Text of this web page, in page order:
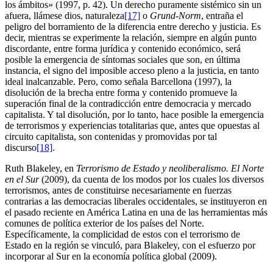
los ámbitos» (1997, p. 42). Un derecho puramente sistémico sin un
afuera, llámese dios, naturaleza[17] o Grund-Norm, entraña el
peligro del borramiento de la diferencia entre derecho y justicia. Es
decir, mientras se experimente la relación, siempre en algún punto
discordante, entre forma jurídica y contenido económico, será
posible la emergencia de síntomas sociales que son, en última
instancia, el signo del imposible acceso pleno a la justicia, en tanto
ideal inalcanzable. Pero, como señala Barcellona (1997), la
disolución de la brecha entre forma y contenido promueve la
superación final de la contradicción entre democracia y mercado
capitalista. Y tal disolución, por lo tanto, hace posible la emergencia
de terrorismos y experiencias totalitarias que, antes que opuestas al
circuito capitalista, son contenidas y promovidas por tal
discurso[18].
Ruth Blakeley, en Terrorismo de Estado y neoliberalismo. El Norte
en el Sur(2009), da cuenta de los modos por los cuales los diversos
terrorismos, antes de constituirse necesariamente en fuerzas
contrarias a las democracias liberales occidentales, se instituyeron en
el pasado reciente en América Latina en una de las herramientas más
comunes de política exterior de los países del Norte.
Específicamente, la complicidad de estos con el terrorismo de
Estado en la región se vinculó, para Blakeley, con el esfuerzo por
incorporar al Sur en la economía política global (2009).